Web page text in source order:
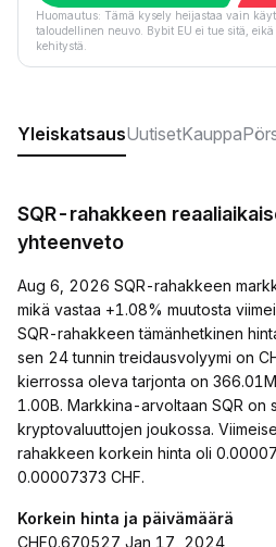
Huomautus: Tämä kysely heijastaa vain
taloudellinen neuvo. Bybit EU ei tue sitä,
kehitystä.
YleiskatsausUutisetKauppa
SQR-rahakkeen
yhteenveto
Aug 6, 2026 SQR-rahakkeen
mikä vastaa +1.08% muutosta
SQR-rahakkeen tämänhetkinen
sen 24 tunnin treidausvolyymi on
kierrossa oleva tarjonta on
1.00B. Markkina-arvoltaan SQR on
kryptovaluuttojen joukossa.
rahakkeen korkein hinta oli
0.00007373 CHF.
Korkein hinta ja päivämäärä
CHF0.670527 Jan 17, 2024